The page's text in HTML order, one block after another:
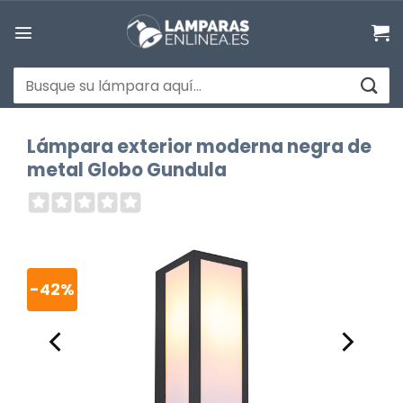
Buscar
por:
Lámpara exterior moderna negra de
metal Globo Gundula
-42%